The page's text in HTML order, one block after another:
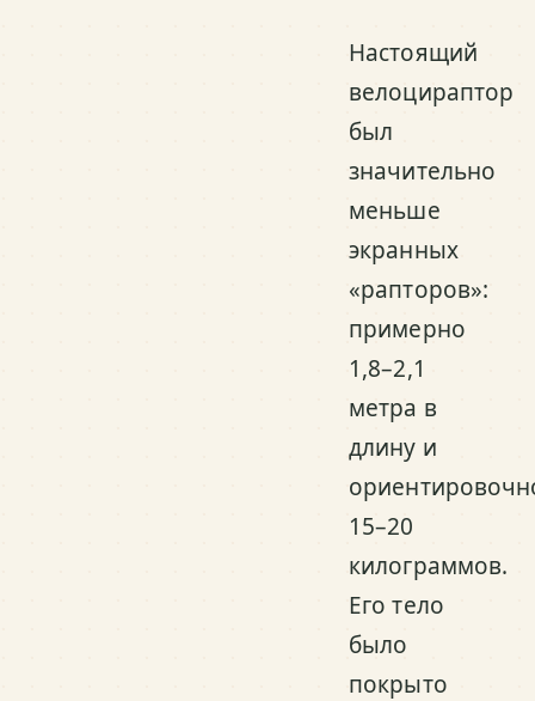
Настоящий
велоцираптор
был
значительно
меньше
экранных
«рапторов»:
примерно
1,8–2,1
метра в
длину и
15–20
килограммов.
Его тело
было
покрыто